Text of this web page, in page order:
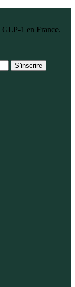
GLP-1 en France.
S'inscrire